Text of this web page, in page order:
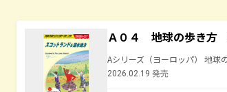
Ａ０４ 地球の歩き方
Aシリーズ（ヨーロッパ） 地球
2026.02.19 発売